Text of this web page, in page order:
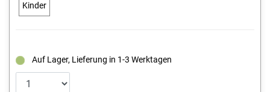
Kinder
Auf Lager, Lieferung in 1-3 Werktagen